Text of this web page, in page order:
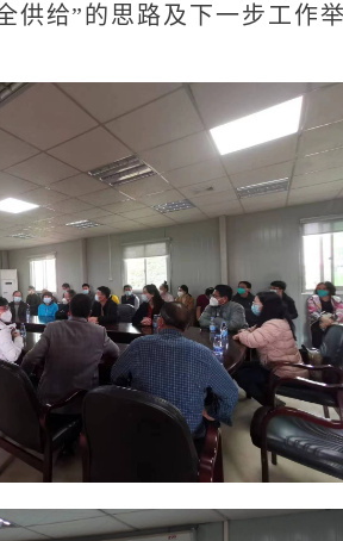
供给”的思路及下一步工作举